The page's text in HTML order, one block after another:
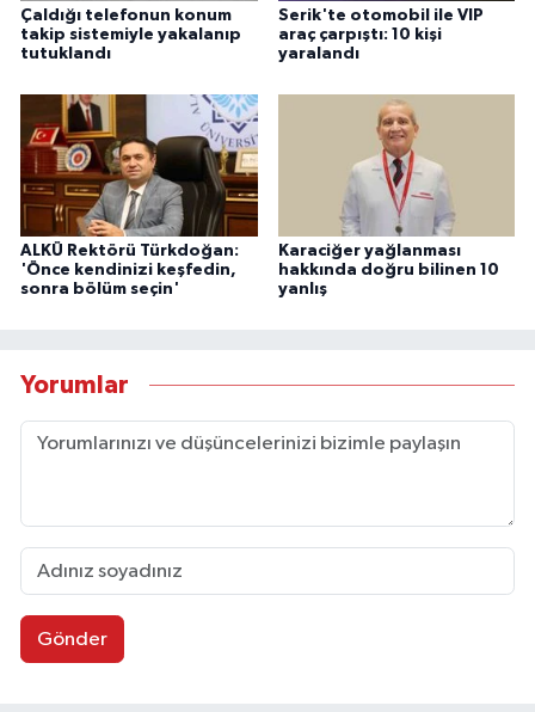
Çaldığı telefonun konum
takip sistemiyle yakalanıp
tutuklandı
Serik'te otomobil ile VIP
araç çarpıştı: 10 kişi
yaralandı
ALKÜ Rektörü Türkdoğan:
'Önce kendinizi keşfedin,
sonra bölüm seçin'
Karaciğer yağlanması
hakkında doğru bilinen 10
yanlış
Yorumlar
Gönder